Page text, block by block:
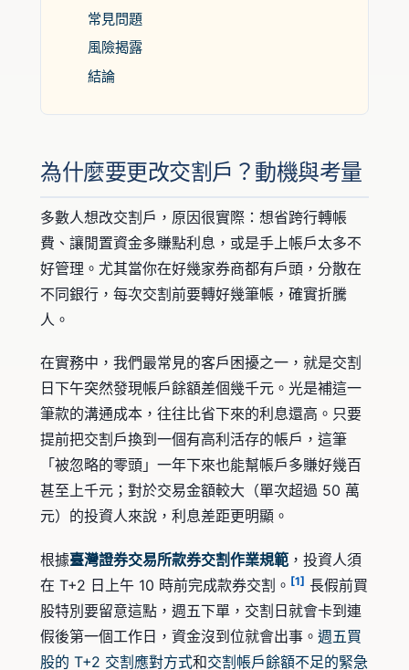
常見問題
風險揭露
結論
為什麼要更改交割戶？動機與考量
多數人想改交割戶，原因很實際：想省跨行轉帳
費、讓閒置資金多賺點利息，或是手上帳戶太多不
好管理。尤其當你在好幾家券商都有戶頭，分散在
不同銀行，每次交割前要轉好幾筆帳，確實折騰
人。
在實務中，我們最常見的客戶困擾之一，就是交割
日下午突然發現帳戶餘額差個幾千元。光是補這一
筆款的溝通成本，往往比省下來的利息還高。只要
提前把交割戶換到一個有高利活存的帳戶，這筆
「被忽略的零頭」一年下來也能幫帳戶多賺好幾百
甚至上千元；對於交易金額較大（單次超過 50 萬
元）的投資人來說，利息差距更明顯。
根據臺灣證券交易所款券交割作業規範 ，投資人須
在 T+2 日上午 10 時前完成款券交割。 [1] 長假前買
股特別要留意這點，週五下單，交割日就會卡到連
假後第一個工作日，資金沒到位就會出事。 週五買
股的 T+2 交割應對方式和交割帳戶餘額不足的緊急